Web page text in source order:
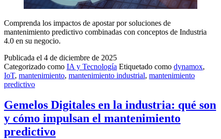
Comprenda los impactos de apostar por soluciones de
mantenimiento predictivo combinadas con conceptos de Industria
4.0 en su negocio.
Publicada el 4 de diciembre de 2025
Categorizado como IA y Tecnología Etiquetado como dynamox,
IoT, mantenimiento, mantenimiento industrial, mantenimiento
predictivo
Gemelos Digitales en la industria: qué son
y cómo impulsan el mantenimiento
predictivo